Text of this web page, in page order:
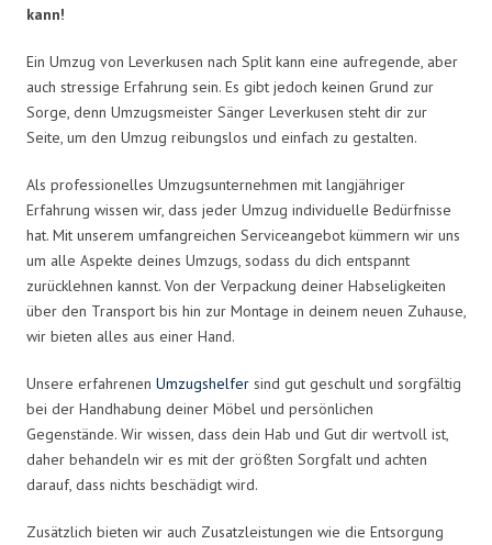
kann!
Ein Umzug von Leverkusen nach Split kann eine aufregende, aber
auch stressige Erfahrung sein. Es gibt jedoch keinen Grund zur
Sorge, denn Umzugsmeister Sänger Leverkusen steht dir zur
Seite, um den Umzug reibungslos und einfach zu gestalten.
Als professionelles Umzugsunternehmen mit langjähriger
Erfahrung wissen wir, dass jeder Umzug individuelle Bedürfnisse
hat. Mit unserem umfangreichen Serviceangebot kümmern wir uns
um alle Aspekte deines Umzugs, sodass du dich entspannt
zurücklehnen kannst. Von der Verpackung deiner Habseligkeiten
über den Transport bis hin zur Montage in deinem neuen Zuhause,
wir bieten alles aus einer Hand.
Unsere erfahrenen Umzugshelfer sind gut geschult und sorgfältig
bei der Handhabung deiner Möbel und persönlichen
Gegenstände. Wir wissen, dass dein Hab und Gut dir wertvoll ist,
daher behandeln wir es mit der größten Sorgfalt und achten
darauf, dass nichts beschädigt wird.
Zusätzlich bieten wir auch Zusatzleistungen wie die Entsorgung